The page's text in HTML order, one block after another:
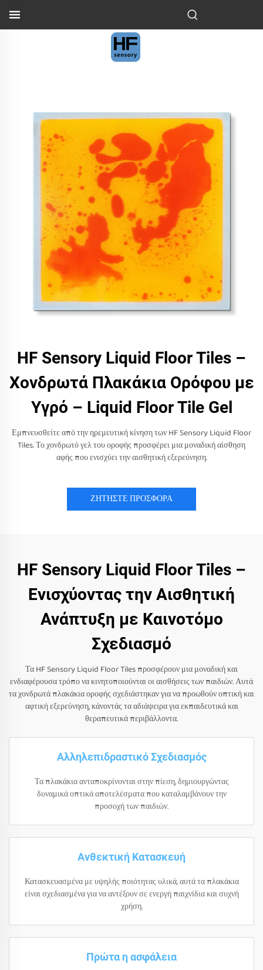
HF Sensory Liquid Floor Tiles –
Χονδρωτά Πλακάκια Ορόφου με
Υγρό – Liquid Floor Tile Gel
Εμπνευσθείτε από την ηρεμευτική κίνηση των HF Sensory Liquid Floor
Tiles. Το χονδρωτό γελ του οροφής προσφέρει μια μοναδική αίσθηση
αφής που ενισχύει την αισθητική εξερεύνηση.
ΖΗΤΗΣΤΕ ΠΡΟΣΦΟΡΑ
HF Sensory Liquid Floor Tiles –
Ενισχύοντας την Αισθητική
Ανάπτυξη με Καινοτόμο
Σχεδιασμό
Τα HF Sensory Liquid Floor Tiles προσφέρουν μια μοναδική και
ενδιαφέρουσα τρόπο να κινητοποιούνται οι αισθήσεις των παιδιών. Αυτά
τα χονδρωτά πλακάκια οροφής σχεδιάστηκαν για να προωθούν οπτική και
αφτική εξερεύνηση, κάνοντάς τα αδιάψειρα για εκπαιδευτικά και
θεραπευτικά περιβάλλοντα.
Αλληλεπιδραστικό Σχεδιασμός
Τα πλακάκια ανταποκρίνονται στην πίεση, δημιουργώντας
δυναμικά οπτικά αποτελέσματα που καταλαμβάνουν την
προσοχή των παιδιών.
Ανθεκτική Κατασκευή
Κατασκευασμένα με υψηλής ποιότητας υλικά, αυτά τα πλακάκια
είναι σχεδιασμένα για να αντέξουν σε ενεργή παιχνίδια και συχνή
χρήση.
Πρώτα η ασφάλεια